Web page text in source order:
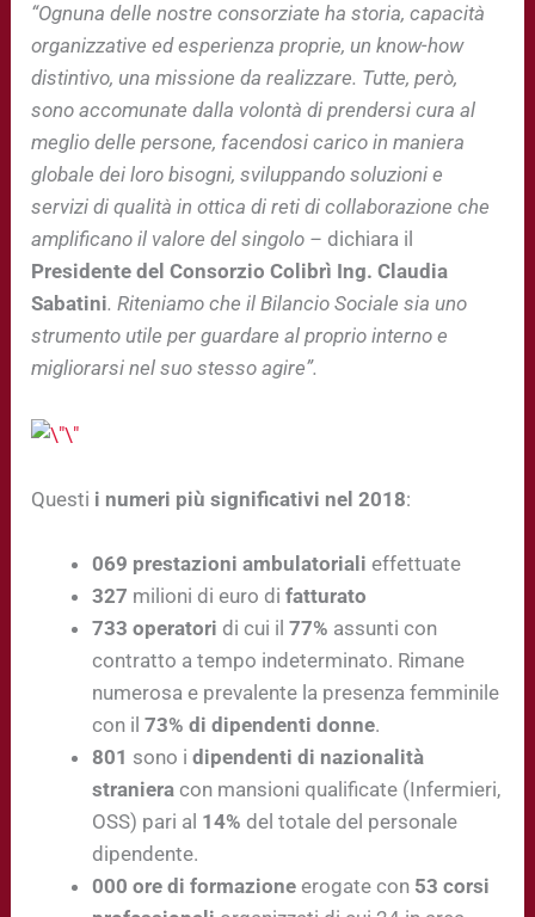
“Ognuna delle nostre consorziate ha storia, capacità
organizzative ed esperienza proprie, un know-how
distintivo, una missione da realizzare. Tutte, però,
sono accomunate dalla volontà di prendersi cura al
meglio delle persone, facendosi carico in maniera
globale dei loro bisogni, sviluppando soluzioni e
servizi di qualità in ottica di reti di collaborazione che
amplificano il valore del singolo –dichiara il
Presidente del Consorzio Colibrì Ing. Claudia
Sabatini.Riteniamo che il Bilancio Sociale sia uno
strumento utile per guardare al proprio interno e
migliorarsi nel suo stesso agire”.
Questi i numeri più significativi nel 2018:
069 prestazioni ambulatoriali effettuate
327 milioni di euro difatturato
733 operatoridi cui il77% assunti con
contratto a tempo indeterminato. Rimane
numerosa e prevalente la presenza femminile
con il73% di dipendenti donne.
801 sono i dipendenti di nazionalità
straniera con mansioni qualificate (Infermieri,
OSS) pari al 14% del totale del personale
dipendente.
000ore di formazione erogate con 53 corsi